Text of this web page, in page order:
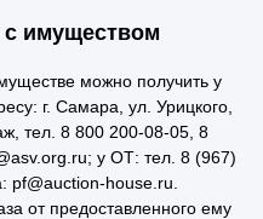
с имуществом
можно получить у
г. Самара, ул. Урицкого,
тел. 8 800 200-08-05, 8
у ОТ: тел. 8 (967)
pf@auction-house.ru.
от предоставленного ему